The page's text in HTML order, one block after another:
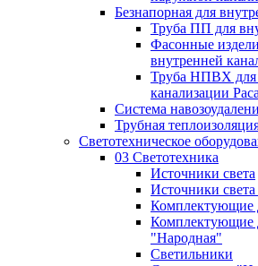
Безнапорная для
Труба ПП для
Фасонные
внутренней
Труба НПВХ для
канализации
Система
Трубная
Светотехническое
03 Светотехника
Источники света
Источники
Комплектующие
Комплектующие
"Народная"
Светильники